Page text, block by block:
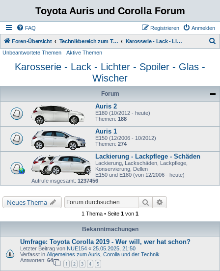
Toyota Auris und Corolla Forum
FAQ Anmelden
Registrieren
Foren-Übersicht Technikbereich zum Toyota Auris Karosserie - Lack - Lichter - Spoiler - Glas - Wischer
e
Unbeantwortete Themen Aktive Themen
Karosserie - Lack - Lichter - Spoiler - Glas -
Wischer
Forum
Auris 2
E180 (10/2012 - heute)
Themen: 188
Auris 1
E150 (12/2006 - 10/2012)
Themen: 274
Lackierung - Lackpflege - Schäden
Lackierung, Lackschäden, Lackpflege,
Konservierung, Dellen
E150 und E180 (von 12/2006 - heute)
Aufrufe insgesamt: 1237456
Neues Thema Suche
1 Thema • Seite 1 von 1
Bekanntmachungen
Umfrage: Toyota Corolla 2019 - Wer will, wer hat schon?
Letzter Beitrag von NUE154 « 25.05.2025, 21:50
Verfasst in Allgemeines zum Auris, Corolla und der Technik
Antworten: 64
1 2 3 4 5